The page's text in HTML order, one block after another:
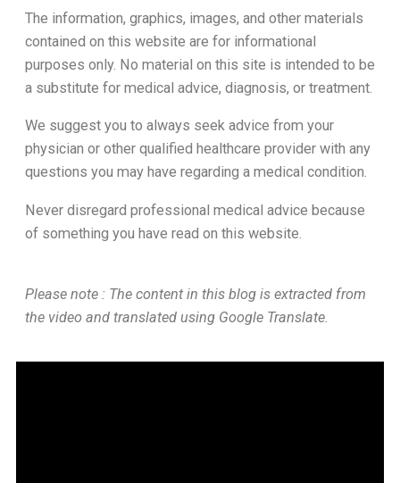
The information, graphics, images, and other materials
contained on this website are for informational
purposes only. No material on this site is intended to be
a substitute for medical advice, diagnosis, or treatment.
We suggest you to always seek advice from your
physician or other qualified healthcare provider with any
questions you may have regarding a medical condition.
Never disregard professional medical advice because
of something you have read on this website.
Please note : The content in this blog is extracted from
the video and translated using Google Translate.